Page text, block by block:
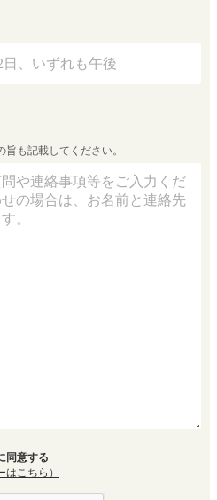
も記載してください。
同意する
はこちら）